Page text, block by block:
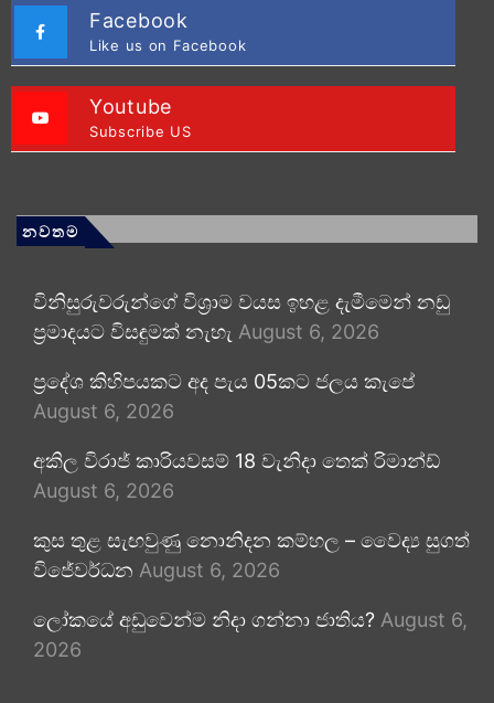
Facebook
Like us on Facebook
Youtube
Subscribe US
නවතම
විනිසුරුවරුන්ගේ විශ්‍රාම වයස ඉහළ දැමීමෙන් නඩු
ප්‍රමාදයට විසඳුමක් නැහැ August 6, 2026
ප්‍රදේශ කිහිපයකට අද පැය 05කට ජලය කැපේ
August 6, 2026
අකිල විරාජ් කාරියවසම් 18 වැනිදා තෙක් රිමාන්ඩ්
August 6, 2026
කුස තුළ සැඟවුණු නොනිදන කම්හල – වෛද්‍ය සුගත්
විජේවර්ධන August 6, 2026
ලෝකයේ අඩුවෙන්ම නිදා ගන්නා ජාතිය? August 6,
2026